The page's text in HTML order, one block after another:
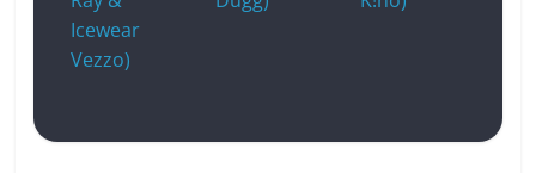
Icewear
Vezzo)